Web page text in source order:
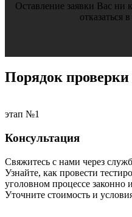
Оставление заявки Вас ни
отказаться
Порядок проверки
этап №1
Консультация
Свяжитесь с нами через
Узнайте, как провести
уголовном процессе законно
Уточните стоимость и